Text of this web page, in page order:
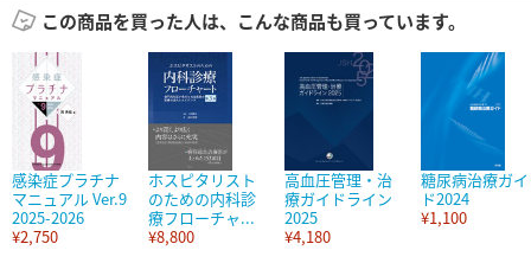
この商品を買った人は、こんな商品も買っています。
感染症プラチナ
マニュアル Ver.9
2025-2026
¥2,750
ホスピタリスト
のための内科診
療フローチャ...
¥8,800
高血圧管理・治
療ガイドライン
2025
¥4,180
糖尿病治療ガイ
ド2024
¥1,100